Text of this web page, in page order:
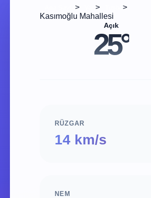
> >
>
Kasımoğlu Mahallesi
Açık
25°
RÜZGAR
14 km/s
NEM